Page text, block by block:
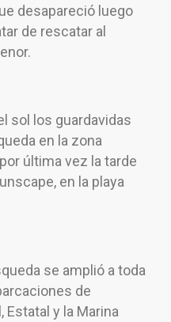
desapareció luego
de rescatar al
sol los guardavidas
en la zona
última vez la tarde
en la playa
se amplió a toda
de
y la Marina